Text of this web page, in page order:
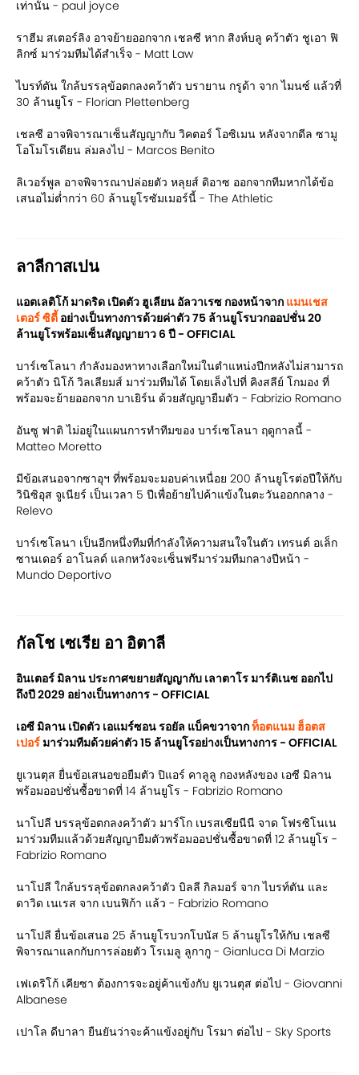
เท่านั้น - paul joyce
ราฮีม สเตอร์ลิง อาจย้ายออกจาก เชลซี หาก สิงห์บลู คว้าตัว ชูเอา ฟิ
ลิกซ์ มาร่วมทีมได้สำเร็จ - Matt Law
ไบรท์ตัน ใกล้บรรลุข้อตกลงคว้าตัว บรายาน กรูด้า จาก ไมนซ์ แล้วที่
30 ล้านยูโร - Florian Plettenberg
เชลซี อาจพิจารณาเซ็นสัญญากับ วิคตอร์ โอซิเมน หลังจากดีล ซามู
โอโมโรเดียน ล่มลงไป - Marcos Benito
ลิเวอร์พูล อาจพิจารณาปล่อยตัว หลุยส์ ดิอาซ ออกจากทีมหากได้ข้อ
เสนอไม่ต่ำกว่า 60 ล้านยูโรซัมเมอร์นี้ - The Athletic
ลาลีกาสเปน
แอตเลติโก้ มาดริด เปิดตัว ฮูเลียน อัลวาเรซ กองหน้าจาก แมนเชส
เตอร์ ซิตี้ อย่างเป็นทางการด้วยค่าตัว 75 ล้านยูโรบวกออปชั่น 20
ล้านยูโรพร้อมเซ็นสัญญายาว 6 ปี - OFFICIAL
บาร์เซโลนา กำลังมองหาทางเลือกใหม่ในตำแหน่งปีกหลังไม่สามารถ
คว้าตัว นิโก้ วิลเลียมส์ มาร่วมทีมได้ โดยเล็งไปที่ คิงสลีย์ โกมอง ที่
พร้อมจะย้ายออกจาก บาเยิร์น ด้วยสัญญายืมตัว - Fabrizio Romano
อันซู ฟาติ ไม่อยู่ในแผนการทำทีมของ บาร์เซโลนา ฤดูกาลนี้ -
Matteo Moretto
มีข้อเสนอจากซาอุฯ ที่พร้อมจะมอบค่าเหนื่อย 200 ล้านยูโรต่อปีให้กับ
วินิซิอุส จูเนียร์ เป็นเวลา 5 ปีเพื่อย้ายไปค้าแข้งในตะวันออกกลาง -
Relevo
บาร์เซโลนา เป็นอีกหนึ่งทีมที่กำลังให้ความสนใจในตัว เทรนต์ อเล็ก
ซานเดอร์ อาโนลด์ แลกหวังจะเซ็นฟรีมาร่วมทีมกลางปีหน้า -
Mundo Deportivo
กัลโช เซเรีย อา อิตาลี
อินเตอร์ มิลาน ประกาศขยายสัญญากับ เลาตาโร มาร์ติเนซ ออกไป
ถึงปี 2029 อย่างเป็นทางการ - OFFICIAL
เอซี มิลาน เปิดตัว เอแมร์ซอน รอยัล แบ็คขวาจากท็อตแนม ฮ็อตส
เปอร์ มาร่วมทีมด้วยค่าตัว 15 ล้านยูโรอย่างเป็นทางการ - OFFICIAL
ยูเวนตุส ยื่นข้อเสนอขอยืมตัว ปิแอร์ คาลูลู กองหลังของ เอซี มิลาน
พร้อมออปชั่นซื้อขาดที่ 14 ล้านยูโร - Fabrizio Romano
นาโปลี บรรลุข้อตกลงคว้าตัว มาร์โก เบรสเซียนีนี จาด โฟรซิโนเน
มาร่วมทีมแล้วด้วยสัญญายืมตัวพร้อมออปชั่นซื้อขาดที่ 12 ล้านยูโร -
Fabrizio Romano
นาโปลี ใกล้บรรลุข้อตกลงคว้าตัว บิลลี กิลมอร์ จาก ไบรท์ตัน และ
ดาวิด เนเรส จาก เบนฟิก้า แล้ว - Fabrizio Romano
นาโปลี ยื่นข้อเสนอ 25 ล้านยูโรบวกโบนัส 5 ล้านยูโรให้กับ เชลซี
พิจารณาแลกกับการล่อยตัว โรเมลู ลูกากู - Gianluca Di Marzio
เฟเดริโก้ เคียซา ต้องการจะอยู่ค้าแข้งกับ ยูเวนตุส ต่อไป - Giovanni
Albanese
เปาโล ดีบาลา ยืนยันว่าจะค้าแข้งอยู่กับ โรมา ต่อไป - Sky Sports